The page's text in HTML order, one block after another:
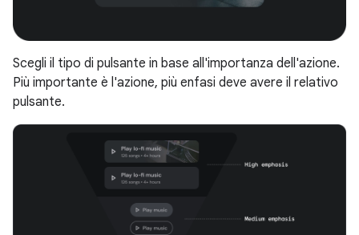
Scegli il tipo di pulsante in base all'importanza dell'azione.
Più importante è l'azione, più enfasi deve avere il relativo
pulsante.